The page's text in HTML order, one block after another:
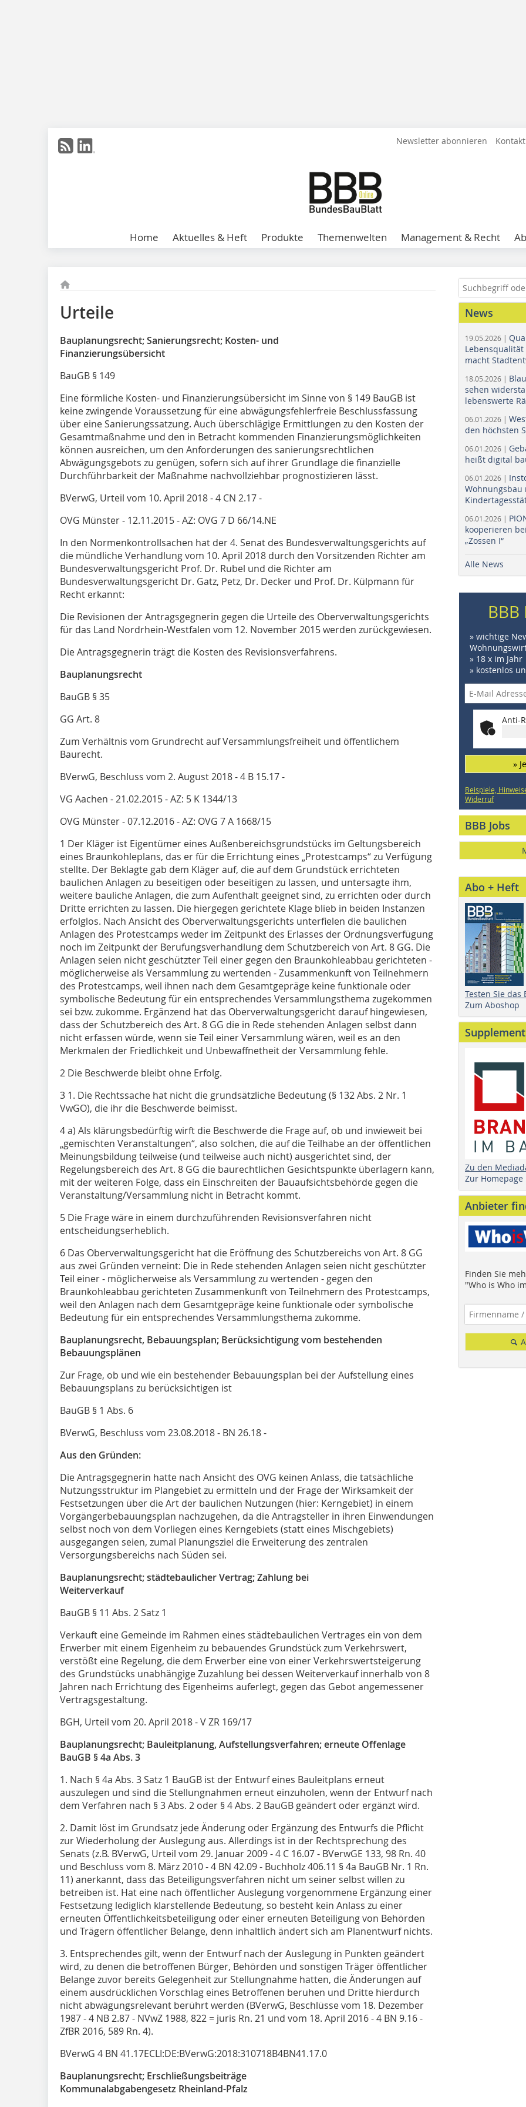
Newsletter abonnieren
Home Aktuelles & Heft Produkte Themenwelten Management & Recht
Urteile
Bauplanungsrecht; Sanierungsrecht; Kosten- und
Finanzierungsübersicht
BauGB § 149
Eine förmliche Kosten- und Finanzierungsübersicht im Sinne von § 149 BauGB ist
keine zwingende Voraussetzung für eine abwägungsfehlerfreie Beschlussfassung
über eine Sanierungssatzung. Auch überschlägige Ermittlungen zu den Kosten der
Gesamtmaßnahme und den in Betracht kommenden Finanzierungsmöglichkeiten
können ausreichen, um den Anforderungen des sanierungsrechtlichen
Abwägungsgebots zu genügen, sofern sich auf ihrer Grundlage die finanzielle
Durchführbarkeit der Maßnahme nachvollziehbar prognostizieren lässt.
BVerwG, Urteil vom 10. April 2018 - 4 CN 2.17 -
OVG Münster - 12.11.2015 - AZ: OVG 7 D 66/14.NE
In den Normenkontrollsachen hat der 4. Senat des Bundesverwaltungsgerichts auf
die mündliche Verhandlung vom 10. April 2018 durch den Vorsitzenden Richter am
Bundesverwaltungsgericht Prof. Dr. Rubel und die Richter am
Bundesverwaltungsgericht Dr. Gatz, Petz, Dr. Decker und Prof. Dr. Külpmann für
Recht erkannt:
Die Revisionen der Antragsgegnerin gegen die Urteile des Oberverwaltungsgerichts
für das Land Nordrhein-Westfalen vom 12. November 2015 werden zurückgewiesen.
Die Antragsgegnerin trägt die Kosten des Revisionsverfahrens.
Bauplanungsrecht
BauGB § 35
GG Art. 8
Zum Verhältnis vom Grundrecht auf Versammlungsfreiheit und öffentlichem
Baurecht.
BVerwG, Beschluss vom 2. August 2018 - 4 B 15.17 -
VG Aachen - 21.02.2015 - AZ: 5 K 1344/13
OVG Münster - 07.12.2016 - AZ: OVG 7 A 1668/15
1 Der Kläger ist Eigentümer eines Außenbereichsgrundstücks im Geltungsbereich
eines Braunkohleplans, das er für die Errichtung eines „Protestcamps“ zu Verfügung
stellte. Der Beklagte gab dem Kläger auf, die auf dem Grundstück errichteten
baulichen Anlagen zu beseitigen oder beseitigen zu lassen, und untersagte ihm,
weitere bauliche Anlagen, die zum Aufenthalt geeignet sind, zu errichten oder durch
Dritte errichten zu lassen. Die hiergegen gerichtete Klage blieb in beiden Instanzen
erfolglos. Nach Ansicht des Oberverwaltungsgerichts unterfielen die baulichen
Anlagen des Protestcamps weder im Zeitpunkt des Erlasses der Ordnungsverfügung
noch im Zeitpunkt der Berufungsverhandlung dem Schutzbereich von Art. 8 GG. Die
Anlagen seien nicht geschützter Teil einer gegen den Braunkohleabbau gerichteten -
möglicherweise als Versammlung zu wertenden - Zusammenkunft von Teilnehmern
des Protestcamps, weil ihnen nach dem Gesamtgepräge keine funktionale oder
symbolische Bedeutung für ein entsprechendes Versammlungsthema zugekommen
sei bzw. zukomme. Ergänzend hat das Oberverwaltungsgericht darauf hingewiesen,
dass der Schutzbereich des Art. 8 GG die in Rede stehenden Anlagen selbst dann
nicht erfassen würde, wenn sie Teil einer Versammlung wären, weil es an den
Merkmalen der Friedlichkeit und Unbewaffnetheit der Versammlung fehle.
2 Die Beschwerde bleibt ohne Erfolg.
3 1. Die Rechtssache hat nicht die grundsätzliche Bedeutung (§ 132 Abs. 2 Nr. 1
VwGO), die ihr die Beschwerde beimisst.
4 a) Als klärungsbedürftig wirft die Beschwerde die Frage auf, ob und inwieweit bei
„gemischten Veranstaltungen“, also solchen, die auf die Teilhabe an der öffentlichen
Meinungsbildung teilweise (und teilweise auch nicht) ausgerichtet sind, der
Regelungsbereich des Art. 8 GG die baurechtlichen Gesichtspunkte überlagern kann,
mit der weiteren Folge, dass ein Einschreiten der Bauaufsichtsbehörde gegen die
Veranstaltung/Versammlung nicht in Betracht kommt.
5 Die Frage wäre in einem durchzuführenden Revisionsverfahren nicht
entscheidungserheblich.
6 Das Oberverwaltungsgericht hat die Eröffnung des Schutzbereichs von Art. 8 GG
aus zwei Gründen verneint: Die in Rede stehenden Anlagen seien nicht geschützter
Teil einer - möglicherweise als Versammlung zu wertenden - gegen den
Braunkohleabbau gerichteten Zusammenkunft von Teilnehmern des Protestcamps,
weil den Anlagen nach dem Gesamtgepräge keine funktionale oder symbolische
Bedeutung für ein entsprechendes Versammlungsthema zukomme.
Bauplanungsrecht, Bebauungsplan; Berücksichtigung vom bestehenden
Bebauungsplänen
Zur Frage, ob und wie ein bestehender Bebauungsplan bei der Aufstellung eines
Bebauungsplans zu berücksichtigen ist
BauGB § 1 Abs. 6
BVerwG, Beschluss vom 23.08.2018 - BN 26.18 -
Aus den Gründen:
Die Antragsgegnerin hatte nach Ansicht des OVG keinen Anlass, die tatsächliche
Nutzungsstruktur im Plangebiet zu ermitteln und der Frage der Wirksamkeit der
Festsetzungen über die Art der baulichen Nutzungen (hier: Kerngebiet) in einem
Vorgängerbebauungsplan nachzugehen, da die Antragsteller in ihren Einwendungen
selbst noch von dem Vorliegen eines Kerngebiets (statt eines Mischgebiets)
ausgegangen seien, zumal Planungsziel die Erweiterung des zentralen
Versorgungsbereichs nach Süden sei.
Bauplanungsrecht; städtebaulicher Vertrag; Zahlung bei
Weiterverkauf
BauGB § 11 Abs. 2 Satz 1
Verkauft eine Gemeinde im Rahmen eines städtebaulichen Vertrages ein von dem
Erwerber mit einem Eigenheim zu bebauendes Grundstück zum Verkehrswert,
verstößt eine Regelung, die dem Erwerber eine von einer Verkehrswertsteigerung
des Grundstücks unabhängige Zuzahlung bei dessen Weiterverkauf innerhalb von 8
Jahren nach Errichtung des Eigenheims auferlegt, gegen das Gebot angemessener
Vertragsgestaltung.
BGH, Urteil vom 20. April 2018 - V ZR 169/17
Bauplanungsrecht; Bauleitplanung, Aufstellungsverfahren; erneute Offenlage
BauGB § 4a Abs. 3
1. Nach § 4a Abs. 3 Satz 1 BauGB ist der Entwurf eines Bauleitplans erneut
auszulegen und sind die Stellungnahmen erneut einzuholen, wenn der Entwurf nach
dem Verfahren nach § 3 Abs. 2 oder § 4 Abs. 2 BauGB geändert oder ergänzt wird.
2. Damit löst im Grundsatz jede Änderung oder Ergänzung des Entwurfs die Pflicht
zur Wiederholung der Auslegung aus. Allerdings ist in der Rechtsprechung des
Senats (z.B. BVerwG, Urteil vom 29. Januar 2009 - 4 C 16.07 - BVerwGE 133, 98 Rn. 40
und Beschluss vom 8. März 2010 - 4 BN 42.09 - Buchholz 406.11 § 4a BauGB Nr. 1 Rn.
11) anerkannt, dass das Beteiligungsverfahren nicht um seiner selbst willen zu
betreiben ist. Hat eine nach öffentlicher Auslegung vorgenommene Ergänzung einer
Festsetzung lediglich klarstellende Bedeutung, so besteht kein Anlass zu einer
erneuten Öffentlichkeitsbeteiligung oder einer erneuten Beteiligung von Behörden
und Trägern öffentlicher Belange, denn inhaltlich ändert sich am Planentwurf nichts.
3. Entsprechendes gilt, wenn der Entwurf nach der Auslegung in Punkten geändert
wird, zu denen die betroffenen Bürger, Behörden und sonstigen Träger öffentlicher
Belange zuvor bereits Gelegenheit zur Stellungnahme hatten, die Änderungen auf
einem ausdrücklichen Vorschlag eines Betroffenen beruhen und Dritte hierdurch
nicht abwägungsrelevant berührt werden (BVerwG, Beschlüsse vom 18. Dezember
1987 - 4 NB 2.87 - NVwZ 1988, 822 = juris Rn. 21 und vom 18. April 2016 - 4 BN 9.16 -
ZfBR 2016, 589 Rn. 4).
BVerwG 4 BN 41.17ECLI:DE:BVerwG:2018:310718B4BN41.17.0
Bauplanungsrecht; Erschließungsbeiträge
Kommunalabgabengesetz Rheinland-Pfalz
News
19.05.2026 |
macht
18.05.2026 |
sehen
lebenswerte
06.01.2026 |
den höchsten
06.01.2026 |
heißt digital
06.01.2026 |
Wohnungsbau
06.01.2026 |
kooperieren
„Zossen I“
Alle News
» wichtige
» 18 x im Jahr
» kostenlos
Anti-
»
Beispiele,
Widerruf
BBB Jobs
Abo + Heft
Testen Sie das
Zum Aboshop
Supplement
Zu den
Zur Homepage
Anbieter
Finden Sie
"Who is Who